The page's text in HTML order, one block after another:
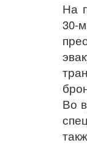
На
30-
Во